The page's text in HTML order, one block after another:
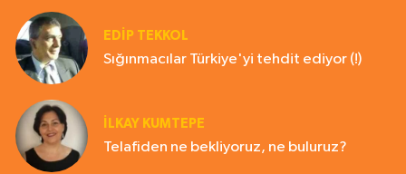
EDIP TEKKOL
Sığınmacılar Türkiye'yi tehdit ediyor (!)
İLKAY KUMTEPE
Telafiden ne bekliyoruz, ne buluruz?